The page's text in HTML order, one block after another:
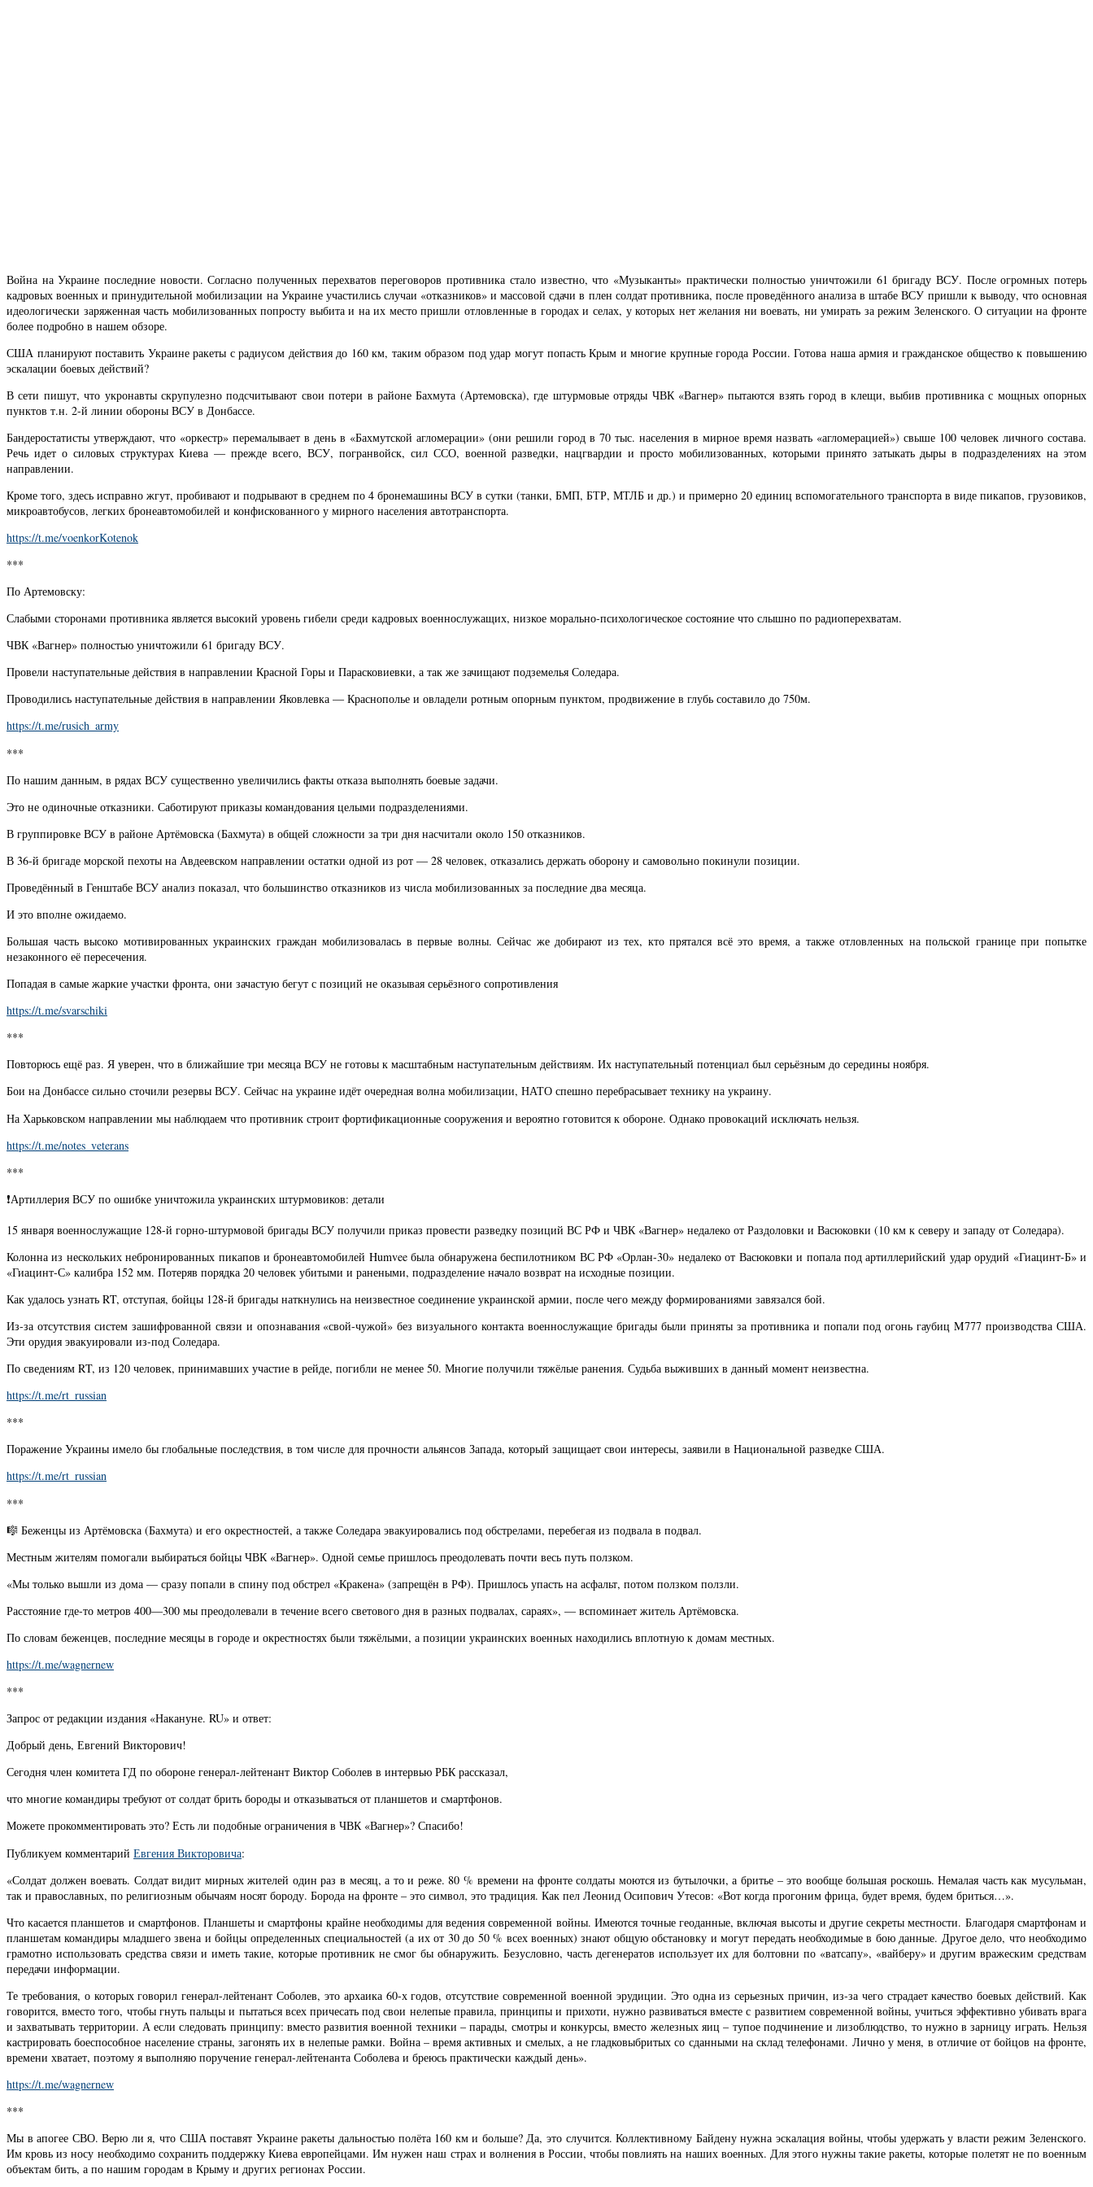
Война на Украине последние новости. Согласно полученных перехватов переговоров противника стало известно, что «Музыканты» практически полностью уничтожили 61 бригаду ВСУ. После огромных потерь
кадровых военных и принудительной мобилизации на Украине участились случаи «отказников» и массовой сдачи в плен солдат противника, после проведённого анализа в штабе ВСУ пришли к выводу, что основная
идеологически заряженная часть мобилизованных попросту выбита и на их место пришли отловленные в городах и селах, у которых нет желания ни воевать, ни умирать за режим Зеленского. О ситуации на фронте
более подробно в нашем обзоре.
США планируют поставить Украине ракеты с радиусом действия до 160 км, таким образом под удар могут попасть Крым и многие крупные города России. Готова наша армия и гражданское общество к повышению
эскалации боевых действий?
В сети пишут, что укронавты скрупулезно подсчитывают свои потери в районе Бахмута (Артемовска), где штурмовые отряды ЧВК «Вагнер» пытаются взять город в клещи, выбив противника с мощных опорных
пунктов т.н. 2-й линии обороны ВСУ в Донбассе.
Бандеростатисты утверждают, что «оркестр» перемалывает в день в «Бахмутской агломерации» (они решили город в 70 тыс. населения в мирное время назвать «агломерацией») свыше 100 человек личного состава.
Речь идет о силовых структурах Киева — прежде всего, ВСУ, погранвойск, сил ССО, военной разведки, нацгвардии и просто мобилизованных, которыми принято затыкать дыры в подразделениях на этом
направлении.
Кроме того, здесь исправно жгут, пробивают и подрывают в среднем по 4 бронемашины ВСУ в сутки (танки, БМП, БТР, МТЛБ и др.) и примерно 20 единиц вспомогательного транспорта в виде пикапов, грузовиков,
микроавтобусов, легких бронеавтомобилей и конфискованного у мирного населения автотранспорта.
https://t.me/voenkorKotenok
***
По Артемовску:
Слабыми сторонами противника является высокий уровень гибели среди кадровых военнослужащих, низкое морально-психологическое состояние что слышно по радиоперехватам.
ЧВК «Вагнер» полностью уничтожили 61 бригаду ВСУ.
Провели наступательные действия в направлении Красной Горы и Парасковиевки, а так же зачищают подземелья Соледара.
Проводились наступательные действия в направлении Яковлевка — Краснополье и овладели ротным опорным пунктом, продвижение в глубь составило до 750м.
https://t.me/rusich_army
***
По нашим данным, в рядах ВСУ существенно увеличились факты отказа выполнять боевые задачи.
Это не одиночные отказники. Саботируют приказы командования целыми подразделениями.
В группировке ВСУ в районе Артёмовска (Бахмута) в общей сложности за три дня насчитали около 150 отказников.
В 36-й бригаде морской пехоты на Авдеевском направлении остатки одной из рот — 28 человек, отказались держать оборону и самовольно покинули позиции.
Проведённый в Генштабе ВСУ анализ показал, что большинство отказников из числа мобилизованных за последние два месяца.
И это вполне ожидаемо.
Большая часть высоко мотивированных украинских граждан мобилизовалась в первые волны. Сейчас же добирают из тех, кто прятался всё это время, а также отловленных на польской границе при попытке
незаконного её пересечения.
Попадая в самые жаркие участки фронта, они зачастую бегут с позиций не оказывая серьёзного сопротивления
https://t.me/svarschiki
***
Повторюсь ещё раз. Я уверен, что в ближайшие три месяца ВСУ не готовы к масштабным наступательным действиям. Их наступательный потенциал был серьёзным до середины ноября.
Бои на Донбассе сильно сточили резервы ВСУ. Сейчас на украине идёт очередная волна мобилизации, НАТО спешно перебрасывает технику на украину.
На Харьковском направлении мы наблюдаем что противник строит фортификационные сооружения и вероятно готовится к обороне. Однако провокаций исключать нельзя.
https://t.me/notes_veterans
***
❗️️Артиллерия ВСУ по ошибке уничтожила украинских штурмовиков: детали
15 января военнослужащие 128-й горно-штурмовой бригады ВСУ получили приказ провести разведку позиций ВС РФ и ЧВК «Вагнер» недалеко от Раздоловки и Васюковки (10 км к северу и западу от Соледара).
Колонна из нескольких небронированных пикапов и бронеавтомобилей Humvee была обнаружена беспилотником ВС РФ «Орлан-30» недалеко от Васюковки и попала под артиллерийский удар орудий «Гиацинт-Б» и
«Гиацинт-С» калибра 152 мм. Потеряв порядка 20 человек убитыми и ранеными, подразделение начало возврат на исходные позиции.
Как удалось узнать RT, отступая, бойцы 128-й бригады наткнулись на неизвестное соединение украинской армии, после чего между формированиями завязался бой.
Из-за отсутствия систем зашифрованной связи и опознавания «свой-чужой» без визуального контакта военнослужащие бригады были приняты за противника и попали под огонь гаубиц M777 производства США.
Эти орудия эвакуировали из-под Соледара.
По сведениям RT, из 120 человек, принимавших участие в рейде, погибли не менее 50. Многие получили тяжёлые ранения. Судьба выживших в данный момент неизвестна.
https://t.me/rt_russian
***
Поражение Украины имело бы глобальные последствия, в том числе для прочности альянсов Запада, который защищает свои интересы, заявили в Национальной разведке США.
https://t.me/rt_russian
***
🎼 Беженцы из Артёмовска (Бахмута) и его окрестностей, а также Соледара эвакуировались под обстрелами, перебегая из подвала в подвал.
Местным жителям помогали выбираться бойцы ЧВК «Вагнер». Одной семье пришлось преодолевать почти весь путь ползком.
«Мы только вышли из дома — сразу попали в спину под обстрел «Кракена» (запрещён в РФ). Пришлось упасть на асфальт, потом ползком ползли.
Расстояние где-то метров 400—300 мы преодолевали в течение всего светового дня в разных подвалах, сараях», — вспоминает житель Артёмовска.
По словам беженцев, последние месяцы в городе и окрестностях были тяжёлыми, а позиции украинских военных находились вплотную к домам местных.
https://t.me/wagnernew
***
Запрос от редакции издания «Накануне. RU» и ответ:
Добрый день, Евгений Викторович!
Сегодня член комитета ГД по обороне генерал-лейтенант Виктор Соболев в интервью РБК рассказал,
что многие командиры требуют от солдат брить бороды и отказываться от планшетов и смартфонов.
Можете прокомментировать это? Есть ли подобные ограничения в ЧВК «Вагнер»? Спасибо!
Публикуем комментарий Евгения Викторовича:
«Солдат должен воевать. Солдат видит мирных жителей один раз в месяц, а то и реже. 80 % времени на фронте солдаты моются из бутылочки, а бритье – это вообще большая роскошь. Немалая часть как мусульман,
так и православных, по религиозным обычаям носят бороду. Борода на фронте – это символ, это традиция. Как пел Леонид Осипович Утесов: «Вот когда прогоним фрица, будет время, будем бриться…».
Что касается планшетов и смартфонов. Планшеты и смартфоны крайне необходимы для ведения современной войны. Имеются точные геоданные, включая высоты и другие секреты местности. Благодаря смартфонам и
планшетам командиры младшего звена и бойцы определенных специальностей (а их от 30 до 50 % всех военных) знают общую обстановку и могут передать необходимые в бою данные. Другое дело, что необходимо
грамотно использовать средства связи и иметь такие, которые противник не смог бы обнаружить. Безусловно, часть дегенератов использует их для болтовни по «ватсапу», «вайберу» и другим вражеским средствам
передачи информации.
Те требования, о которых говорил генерал-лейтенант Соболев, это архаика 60-х годов, отсутствие современной военной эрудиции. Это одна из серьезных причин, из-за чего страдает качество боевых действий. Как
говорится, вместо того, чтобы гнуть пальцы и пытаться всех причесать под свои нелепые правила, принципы и прихоти, нужно развиваться вместе с развитием современной войны, учиться эффективно убивать врага
и захватывать территории. А если следовать принципу: вместо развития военной техники – парады, смотры и конкурсы, вместо железных яиц – тупое подчинение и лизоблюдство, то нужно в зарницу играть. Нельзя
кастрировать боеспособное население страны, загонять их в нелепые рамки. Война – время активных и смелых, а не гладковыбритых со сданными на склад телефонами. Лично у меня, в отличие от бойцов на фронте,
времени хватает, поэтому я выполняю поручение генерал-лейтенанта Соболева и бреюсь практически каждый день».
https://t.me/wagnernew
***
Мы в апогее СВО. Верю ли я, что США поставят Украине ракеты дальностью полёта 160 км и больше? Да, это случится. Коллективному Байдену нужна эскалация войны, чтобы удержать у власти режим Зеленского.
Им кровь из носу необходимо сохранить поддержку Киева европейцами. Им нужен наш страх и волнения в России, чтобы повлиять на наших военных. Для этого нужны такие ракеты, которые полетят не по военным
объектам бить, а по нашим городам в Крыму и других регионах России.